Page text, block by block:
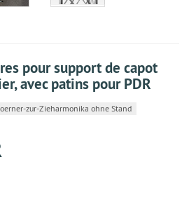
pour support de capot
avec patins pour PDR
zur-Zieharmonika ohne Stand